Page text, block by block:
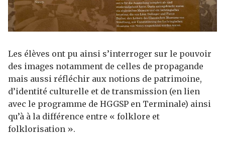
Les élèves ont pu ainsi s’interroger sur le pouvoir
des images notamment de celles de propagande
mais aussi réfléchir aux notions de patrimoine,
d’identité culturelle et de transmission (en lien
avec le programme de HGGSP en Terminale) ainsi
qu’à à la différence entre « folklore et
folklorisation ».